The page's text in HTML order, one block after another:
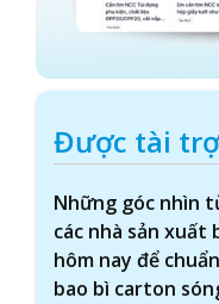
Được tài trợ
Những góc nhìn
các nhà sản xuất
hôm nay để
bao bì carton